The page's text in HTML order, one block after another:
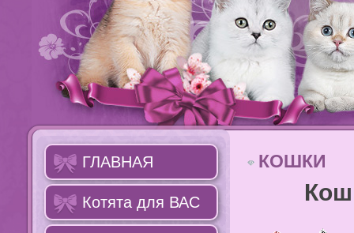
ГЛАВНАЯ
Котята для ВАС
КОШКИ
Кошки